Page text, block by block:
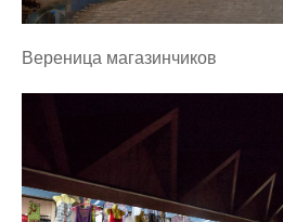
Вереница магазинчиков